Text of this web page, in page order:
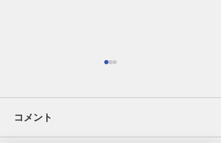
好転反応②。
コメント